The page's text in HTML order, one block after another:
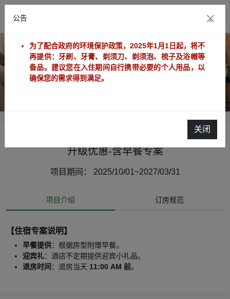
升级优惠-含早餐专案
项目期间： 2025/10/01~2027/03/31
项目介绍 订房规范
【住宿专案说明】
早餐提供：根据房型附赠早餐。
迎宾礼：酒店不定期提供迎宾小礼品。
退房时间 ：退房当天 11:00 AM 前。
公告 ×
为了配合政府的环境保护政策，2025年1月1日起，将不
再提供：牙刷、牙膏、剃须刀、剃须泡、梳子及浴帽等
备品。建议您在入住期间自行携带必要的个人用品，以
确保您的需求得到满足。
关闭